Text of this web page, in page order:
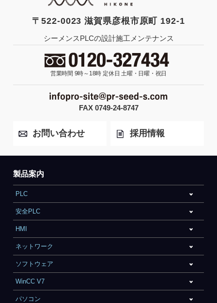
〒522-0023 滋賀県彦根市原町 192-1
シーメンスPLCの設計施工メンテナンス
営業時間 9時～18時 定休日 土曜・日曜・祝日
FAX 0749-24-8747
お問い合わせ 採用情報
製品案内
PLC
安全PLC
HMI
ネットワーク
ソフトウェア
WinCC V7
パソコン